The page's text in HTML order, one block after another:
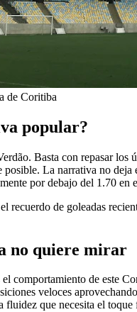
de Coritiba
popular?
Basta con repasar
posible. La narrativa no
por debajo del 1.70 en
recuerdo de goleadas
no quiere mirar
comportamiento de este
veloces
fluidez que necesita el toque